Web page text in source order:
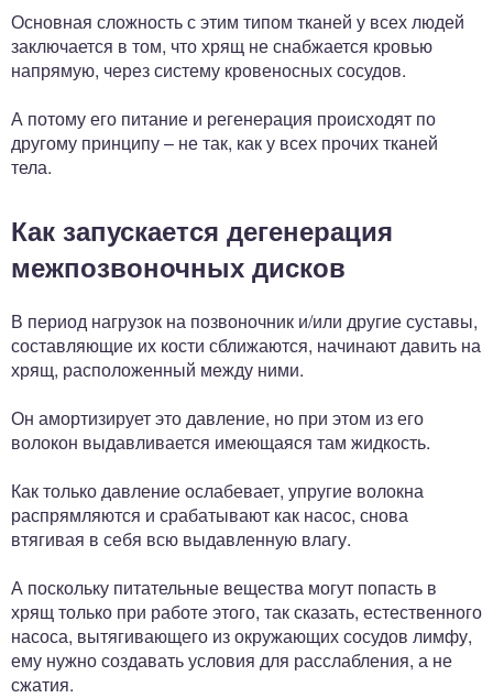
Основная сложность с этим типом тканей у всех людей
заключается в том, что хрящ не снабжается кровью
напрямую, через систему кровеносных сосудов.
А потому его питание и регенерация происходят по
другому принципу – не так, как у всех прочих тканей
тела.
Как запускается дегенерация
межпозвоночных дисков
В период нагрузок на позвоночник и/или другие суставы,
составляющие их кости сближаются, начинают давить на
хрящ, расположенный между ними.
Он амортизирует это давление, но при этом из его
волокон выдавливается имеющаяся там жидкость.
Как только давление ослабевает, упругие волокна
распрямляются и срабатывают как насос, снова
втягивая в себя всю выдавленную влагу.
А поскольку питательные вещества могут попасть в
хрящ только при работе этого, так сказать, естественного
насоса, вытягивающего из окружающих сосудов лимфу,
ему нужно создавать условия для расслабления, а не
сжатия.